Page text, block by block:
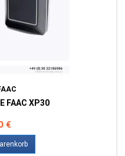
FAAC XP30
€